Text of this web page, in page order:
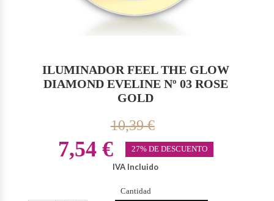
ILUMINADOR FEEL THE GLOW
DIAMOND EVELINE Nº 03 ROSE
GOLD
10,39 €
7,54 € 27% DE DESCUENTO
IVA Incluido
Cantidad